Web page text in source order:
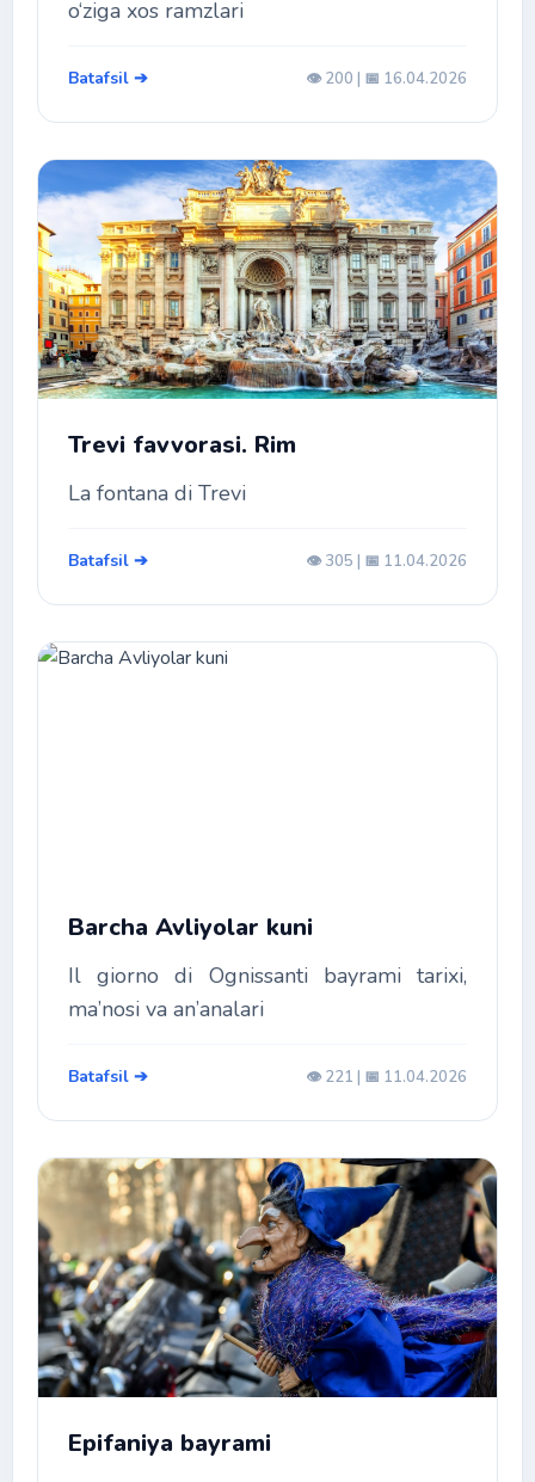
o‘ziga xos ramzlari
Batafsil ➔ 👁️ 200 | 📅 16.04.2026
Trevi favvorasi. Rim
La fontana di Trevi
Batafsil ➔ 👁️ 305 | 📅 11.04.2026
Barcha Avliyolar kuni
Il giorno di Ognissanti bayrami tarixi,
ma’nosi va an’analari
Batafsil ➔ 👁️ 221 | 📅 11.04.2026
Epifaniya bayrami